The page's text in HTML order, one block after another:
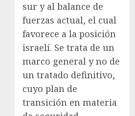
sur y al balance de
fuerzas actual, el cual
favorece a la posición
israelí. Se trata de un
marco general y no de
un tratado definitivo,
cuyo plan de
transición en materia